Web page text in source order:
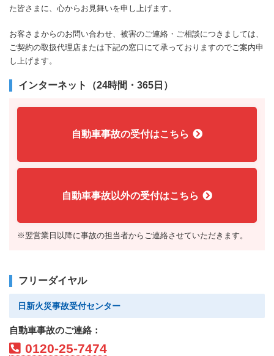
た皆さまに、心からお見舞いを申し上げます。
お客さまからのお問い合わせ、被害のご連絡・ご相談につきましては、
ご契約の取扱代理店または下記の窓口にて承っておりますのでご案内申
し上げます。
インターネット（24時間・365日）
自動車事故の受付はこちら
自動車事故以外の受付はこちら
※翌営業日以降に事故の担当者からご連絡させていただきます。
フリーダイヤル
日新火災事故受付センター
自動車事故のご連絡：
0120-25-7474